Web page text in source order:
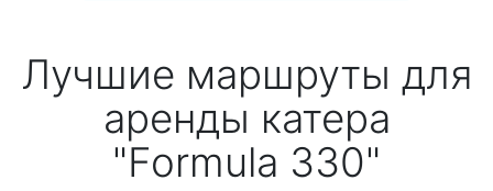
Лучшие маршруты для
аренды катера
"Formula 330"